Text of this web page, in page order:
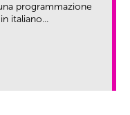
programmazione
italiano...